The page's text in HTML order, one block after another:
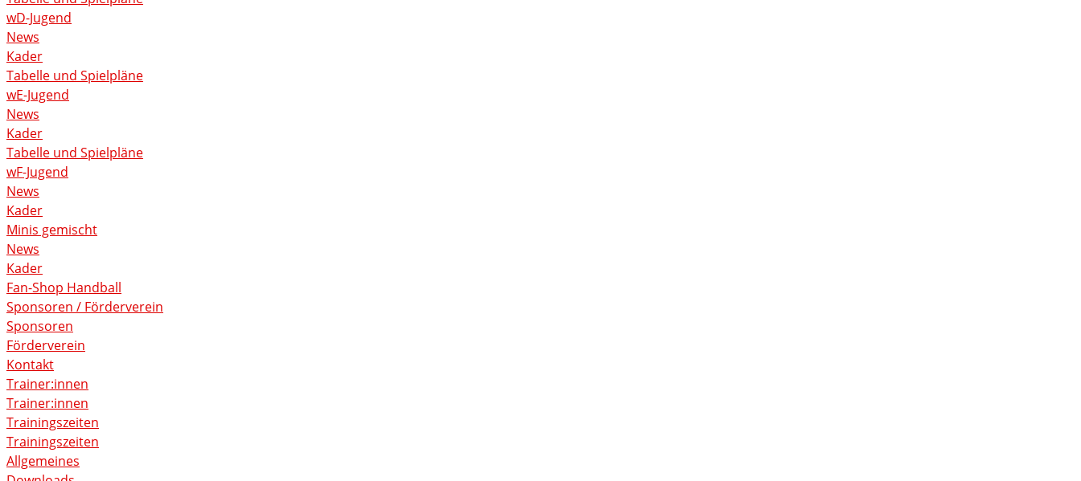
wD-Jugend
News
Kader
Tabelle und Spielpläne
wE-Jugend
News
Kader
Tabelle und Spielpläne
wF-Jugend
News
Kader
Minis gemischt
News
Kader
Fan-Shop Handball
Sponsoren / Förderverein
Sponsoren
Förderverein
Kontakt
Trainer:innen
Trainer:innen
Trainingszeiten
Trainingszeiten
Allgemeines